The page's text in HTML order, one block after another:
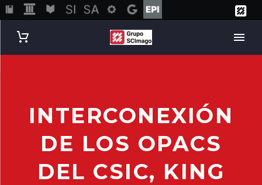
INTERCONEXIÓN
DE LOS OPACS
DEL CSIC, KING